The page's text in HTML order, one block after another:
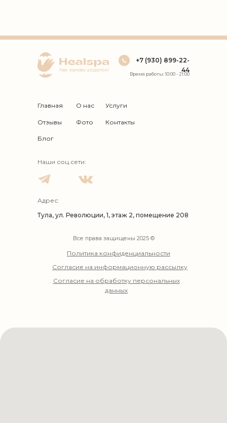
Наши соц.сети:
Адрес:
Все права защищены 2025 ©
Политика конфиденциальности
Согласие на информационную рассылку
Согласие на обработку персональных
данных
Тула, ул. Революции, 1, этаж 2, помещение 208
Главная
Отзывы
Блог
О нас
Фото
Услуги
Контакты
Время работы: 10:00 - 21:00
+7 (930) 899-22-
44